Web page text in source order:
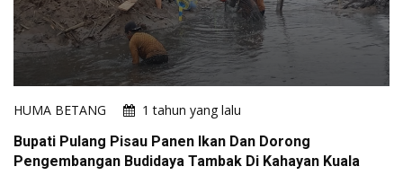
HUMA BETANG
1 tahun yang lalu
Bupati Pulang Pisau Panen Ikan Dan Dorong
Pengembangan Budidaya Tambak Di Kahayan Kuala